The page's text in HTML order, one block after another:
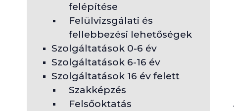
felépítése
Felülvizsgálati és
fellebbezési lehetőségek
Szolgáltatások 0-6 év
Szolgáltatások 6-16 év
Szolgáltatások 16 év felett
Szakképzés
Felsőoktatás